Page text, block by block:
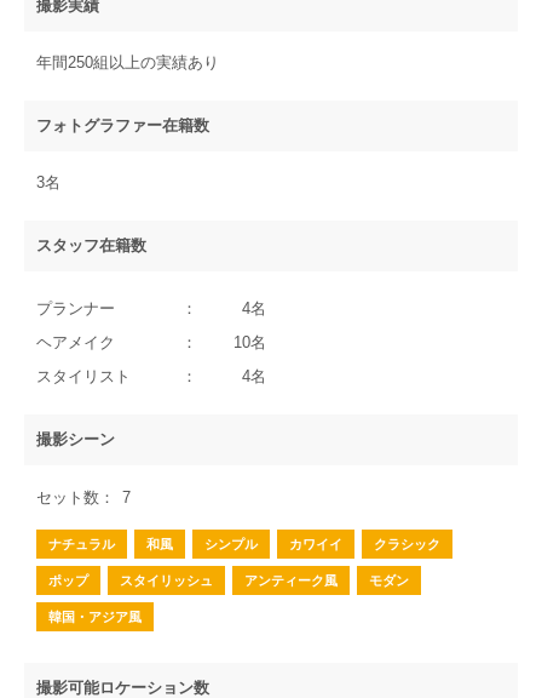
撮影実績
年間250組以上の実績あり
フォトグラファー在籍数
3名
スタッフ在籍数
プランナー
4名
ヘアメイク
10名
スタイリスト
4名
撮影シーン
セット数 7
ナチュラル 和風 シンプル カワイイ クラシック
ポップ スタイリッシュ アンティーク風 モダン
韓国・アジア風
撮影可能ロケーション数